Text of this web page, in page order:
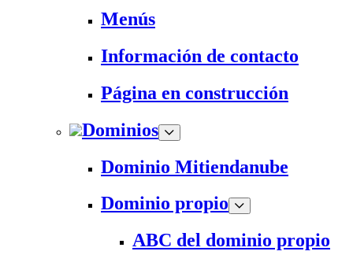
Menús
Información de contacto
Página en construcción
Dominios
Dominio Mitiendanube
Dominio propio
ABC del dominio propio